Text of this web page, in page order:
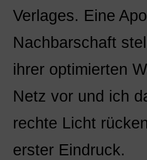
Verlages. Eine
Nachbarschaft
ihrer optimierten
Netz vor und ich
rechte Licht
erster Eindruck.